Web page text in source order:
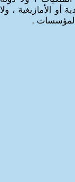
أو الأمازيغية ، ولا
والمؤسسات .